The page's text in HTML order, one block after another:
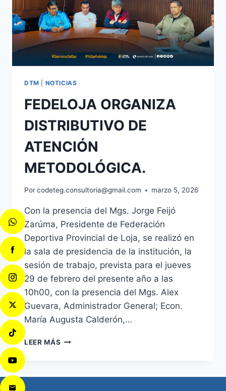
DTM NOTICIAS
FEDELOJA ORGANIZA
DISTRIBUTIVO DE
ATENCIÓN
METODOLÓGICA.
Porcodeteg.consultoria@gmail.com marzo 5, 2026
Con la presencia del Mgs. Jorge Feijó
Zarúma, Presidente de Federación
Deportiva Provincial de Loja, se realizó en
la sala de presidencia de la institución, la
sesión de trabajo, prevista para el jueves
29 de febrero del presente año a las
10h00, con la presencia del Mgs. Alex
Guevara, Administrador General; Econ.
María Augusta Calderón,…
LEER MÁS